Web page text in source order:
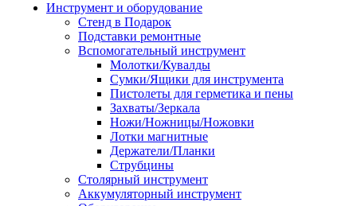
Инструмент и оборудование
Стенд в Подарок
Подставки ремонтные
Вспомогательный инструмент
Молотки/Кувалды
Сумки/Ящики для инструмента
Пистолеты для герметика и пены
Захваты/Зеркала
Ножи/Ножницы/Ножовки
Лотки магнитные
Держатели/Планки
Струбцины
Столярный инструмент
Аккумуляторный инструмент